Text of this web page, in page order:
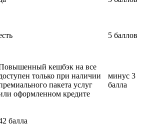
5 баллов
кешбэк на все
только при наличии
пакета услуг
оформленном кредите
минус 3
балла
балла